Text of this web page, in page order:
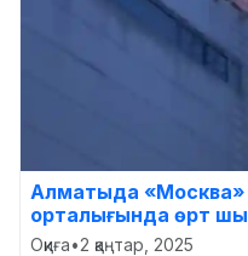
Алматыда
орталығында өрт
Оқиға•2 қаңтар, 2025